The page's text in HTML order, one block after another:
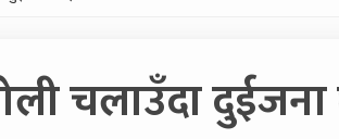
चलाउँदा